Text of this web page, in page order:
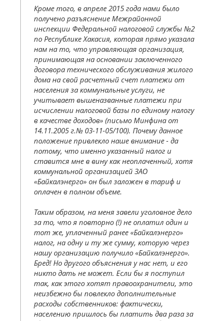
Кроме того, в апреле 2015 года нами было
получено разъяснение Межрайонной
инспекции Федеральной налоговой службы №2
по Республике Хакасия, которая прямо указала
нам на то, что управляющая организация,
принимающая на основании заключенного
договора технического обслуживания жилого
дома на свой расчетный счет платежи от
населения за коммунальные услуги, не
учитывает вышеназванные платежи при
исчислении налоговой базы по единому налогу
в качестве доходов» (письмо Минфина от
14.11.2005 г.№ 03-11-05/100). Почему данное
положение привлекло наше внимание - да
потому, что именно указанный налог и
ставится мне в вину как неоплаченный, хотя
коммунальной организацией ЗАО
«Байкалэнерго» он был заложен в тариф и
оплачен в полном объеме.
Таким образом, на меня завели уголовное дело
за то, что я повторно (!) не оплатил один и
тот же, уплаченный ранее «Байкалэнерго»
налог, на одну и ту же сумму, которую через
нашу организацию получило «Байкалэнерго».
Бред! Но другого объяснения у нас нет, и его
никто дать не может. Если бы я поступил
так, как этого хотят правоохранители, это
неизбежно бы повлекло дополнительные
расходы собственников: фактически,
населению пришлось бы платить два раза за